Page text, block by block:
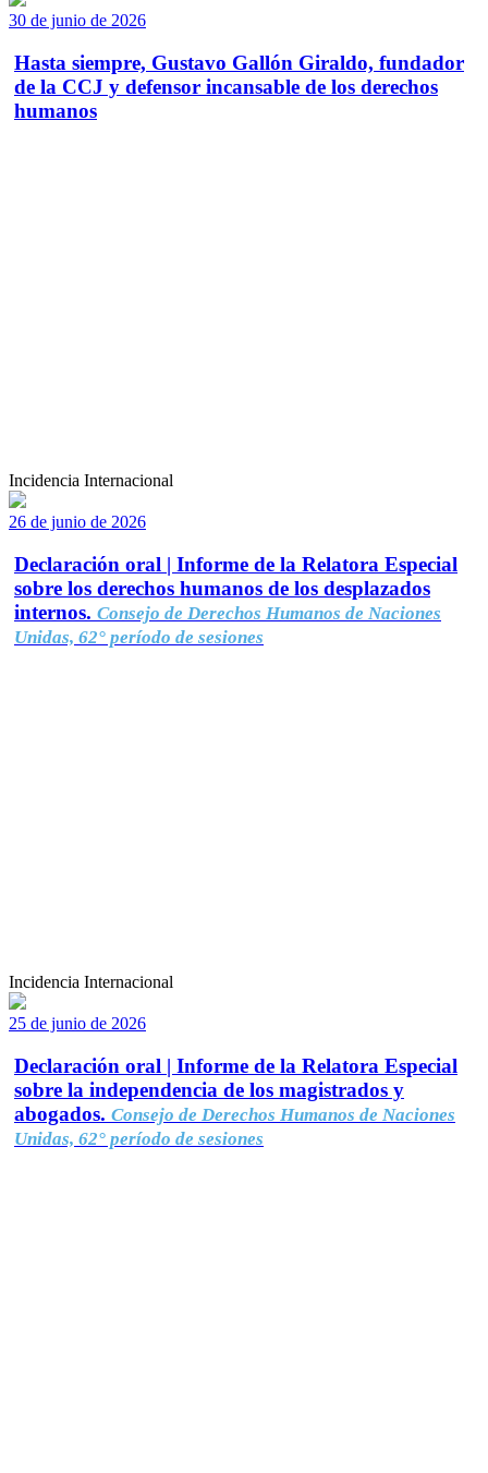
30 de junio de 2026
Hasta siempre, Gustavo Gallón Giraldo, fundador
de la CCJ y defensor incansable de los derechos
humanos
Incidencia Internacional
26 de junio de 2026
Declaración oral | Informe de la Relatora Especial
sobre los derechos humanos de los desplazados
internos. Consejo de Derechos Humanos de Naciones
Unidas, 62° período de sesiones
Incidencia Internacional
25 de junio de 2026
Declaración oral | Informe de la Relatora Especial
sobre la independencia de los magistrados y
abogados. Consejo de Derechos Humanos de Naciones
Unidas, 62° período de sesiones